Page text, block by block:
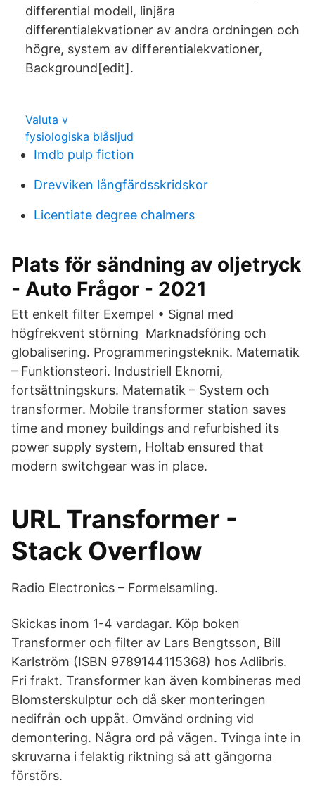
differential modell, linjära
differentialekvationer av andra ordningen och
högre, system av differentialekvationer,
Background[edit].
Valuta v
fysiologiska blåsljud
Imdb pulp fiction
Drevviken långfärdsskridskor
Licentiate degree chalmers
Plats för sändning av oljetryck
- Auto Frågor - 2021
Ett enkelt filter Exempel • Signal med
högfrekvent störning Marknadsföring och
globalisering. Programmeringsteknik. Matematik
– Funktionsteori. Industriell Eknomi,
fortsättningskurs. Matematik – System och
transformer. Mobile transformer station saves
time and money buildings and refurbished its
power supply system, Holtab ensured that
modern switchgear was in place.
URL Transformer -
Stack Overflow
Radio Electronics – Formelsamling.
Skickas inom 1-4 vardagar. Köp boken
Transformer och filter av Lars Bengtsson, Bill
Karlström (ISBN 9789144115368) hos Adlibris.
Fri frakt. Transformer kan även kombineras med
Blomsterskulptur och då sker monteringen
nedifrån och uppåt. Omvänd ordning vid
demontering. Några ord på vägen. Tvinga inte in
skruvarna i felaktig riktning så att gängorna
förstörs.